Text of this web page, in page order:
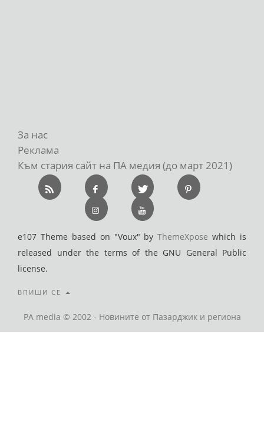
За нас
Реклама
Към стария сайт на ПА медия (до март 2021)
e107 Theme based on "Voux" byThemeXpose which is
released under the terms of the GNU General Public
license.
ВПИШИ СЕ
PA media © 2002 - Новините от Пазарджик и региона